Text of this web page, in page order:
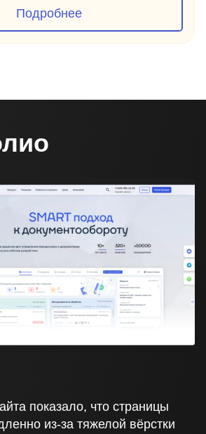
Подробнее
показало, что страницы
из-за тяжелой вёрстки